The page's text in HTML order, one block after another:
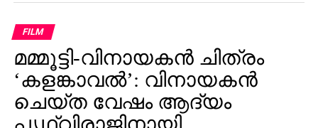
വൃണപ്പെടുത്തി എന്നാരോപിച്ച് പരാതി ലഭിച്ചിട്ടുണ്ട്.
ഇതുവരെ കേസായി രജിസ്റ്റര്‍ ചെയ്തിട്ടില്ല.
സംഭവത്തിന്റെ നിജസ്ഥിതി പരിശോധിച്ചു വരുന്നു’ എന്ന്
വാരണസി പൊലീസിന്റെ വക്താവ് അറിയിച്ചു. ചടങ്ങില്‍
പ്രധാന താരങ്ങള്‍ ആയിരുന്ന മഹേഷ് ബാബു,
FILM
മമ്മൂട്ടി-വിനായകന്‍ ചിത്രം
‘കളങ്കാവല്‍’: വിനായകന്‍
ചെയ്ത വേഷം ആദ്യം